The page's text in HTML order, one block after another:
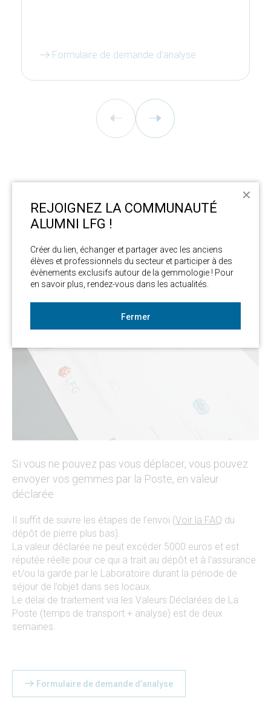
REJOIGNEZ LA COMMUNAUTÉ
ALUMNI LFG !
Créer du lien, échanger et partager avec les anciens
élèves et professionnels du secteur et participer à des
évènements exclusifs autour de la gemmologie ! Pour
en savoir plus, rendez-vous dans les actualités.
Fermer
✕
Formulaire de demande d’analyse
ENVOYER VOS PIERRES OU
BIJOUX
Si vous ne pouvez pas vous déplacer, vous pouvez
envoyer vos gemmes par la Poste, en valeur
déclarée
Il suffit de suivre les étapes de l’envoi (Voir la FAQ du
dépôt de pierre plus bas).
La valeur déclarée ne peut excéder 5000 euros et est
réputée réelle pour ce qui a trait au dépôt et à l’assurance
et/ou la garde par le Laboratoire durant la période de
séjour de l’objet dans ses locaux.
Le délai de traitement via les Valeurs Déclarées de La
Poste (temps de transport + analyse) est de deux
semaines.
Formulaire de demande d’analyse